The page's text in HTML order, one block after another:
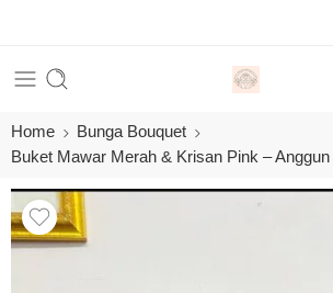
Home
Bunga Bouquet
Buket Mawar Merah & Krisan Pink –